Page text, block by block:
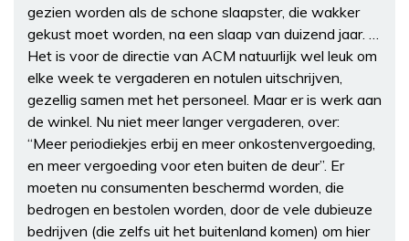
gezien worden als de schone slaapster, die wakker
gekust moet worden, na een slaap van duizend jaar. …
Het is voor de directie van ACM natuurlijk wel leuk om
elke week te vergaderen en notulen uitschrijven,
gezellig samen met het personeel. Maar er is werk aan
de winkel. Nu niet meer langer vergaderen, over:
“Meer periodiekjes erbij en meer onkostenvergoeding,
en meer vergoeding voor eten buiten de deur”. Er
moeten nu consumenten beschermd worden, die
bedrogen en bestolen worden, door de vele dubieuze
bedrijven (die zelfs uit het buitenland komen) om hier